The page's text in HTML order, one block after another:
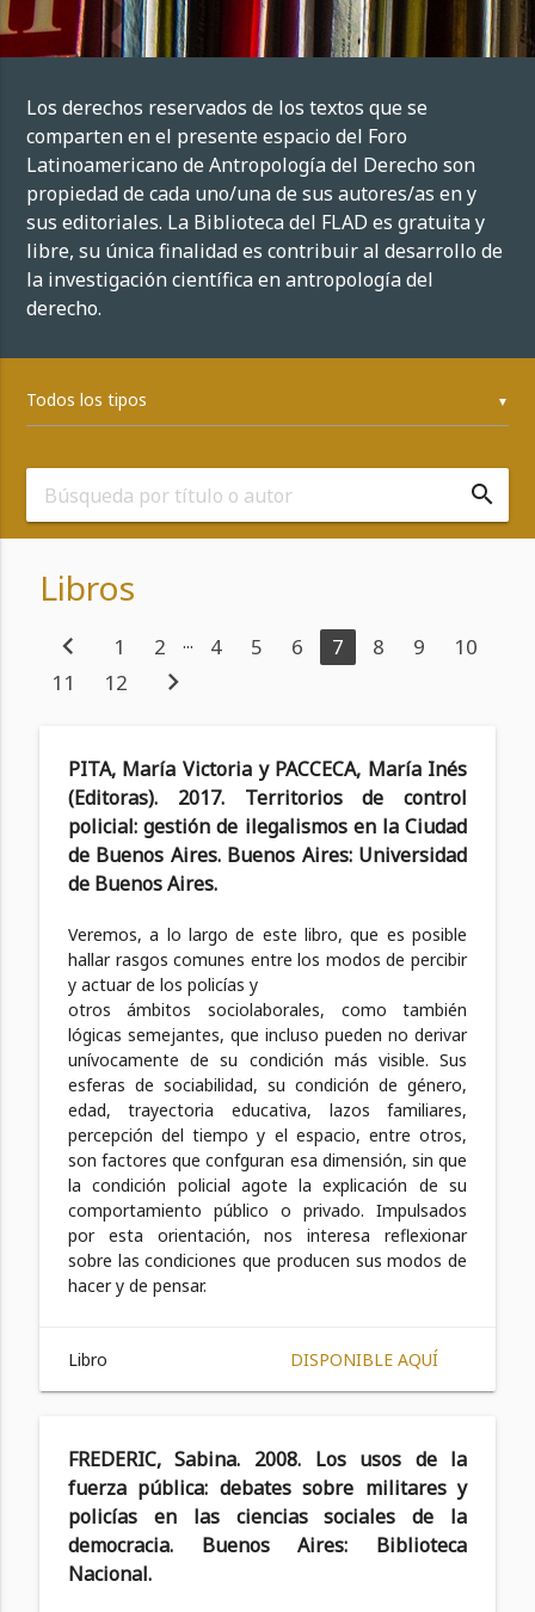
Los derechos reservados de los textos que se
comparten en el presente espacio del Foro
Latinoamericano de Antropología del Derecho son
propiedad de cada uno/una de sus autores/as en y
sus editoriales. La Biblioteca del FLAD es gratuita y
libre, su única finalidad es contribuir al desarrollo de
la investigación científica en antropología del
derecho.
▼
search
Libros
chevron_left 1 2 ... 4 5 6 7 8 9
10
11
12 chevron_right
PITA, María Victoria y PACCECA, María Inés
(Editoras). 2017. Territorios de control
policial: gestión de ilegalismos en la Ciudad
de Buenos Aires. Buenos Aires: Universidad
de Buenos Aires.
Veremos, a lo largo de este libro, que es posible
hallar rasgos comunes entre los modos de percibir
y actuar de los policías y
otros ámbitos sociolaborales, como también
lógicas semejantes, que incluso pueden no derivar
unívocamente de su condición más visible. Sus
esferas de sociabilidad, su condición de género,
edad, trayectoria educativa, lazos familiares,
percepción del tiempo y el espacio, entre otros,
son factores que confguran esa dimensión, sin que
la condición policial agote la explicación de su
comportamiento público o privado. Impulsados
por esta orientación, nos interesa reflexionar
sobre las condiciones que producen sus modos de
hacer y de pensar.
Libro DISPONIBLE AQUÍ
FREDERIC, Sabina. 2008. Los usos de la
fuerza pública: debates sobre militares y
policías en las ciencias sociales de la
democracia. Buenos Aires: Biblioteca
Nacional.